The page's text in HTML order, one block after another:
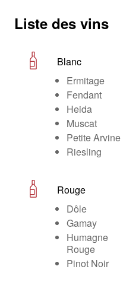
Liste des vins
Blanc
Ermitage
Fendant
Heida
Muscat
Petite Arvine
Riesling
Rouge
Dôle
Gamay
Humagne
Rouge
Pinot Noir